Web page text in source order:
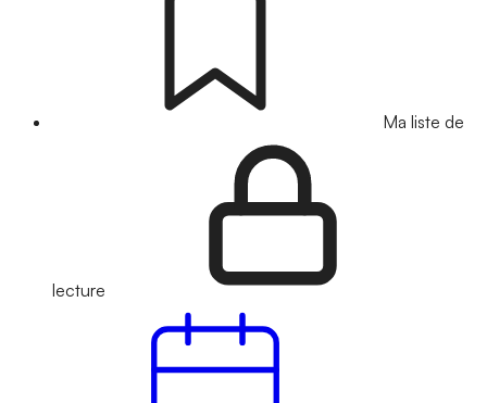
Ma liste de
lecture